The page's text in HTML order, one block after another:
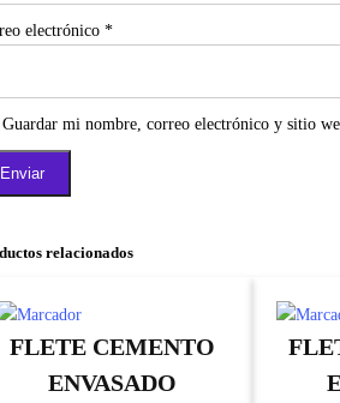
electrónico *
Guardar mi nombre, correo electrónico y sitio
relacionados
FLETE CEMENTO
ENVASADO